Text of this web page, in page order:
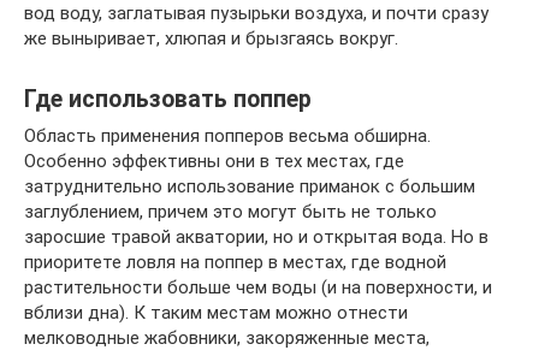
вод воду, заглатывая пузырьки воздуха, и почти сразу
же выныривает, хлюпая и брызгаясь вокруг.
Где использовать поппер
Область применения попперов весьма обширна.
Особенно эффективны они в тех местах, где
затруднительно использование приманок с большим
заглублением, причем это могут быть не только
заросшие травой акватории, но и открытая вода. Но в
приоритете ловля на поппер в местах, где водной
растительности больше чем воды (и на поверхности, и
вблизи дна). К таким местам можно отнести
мелководные жабовники, закоряженные места,